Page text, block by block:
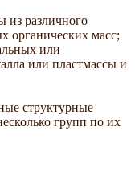
из различного
органических масс;
или
или пластмассы и
структурные
групп по их